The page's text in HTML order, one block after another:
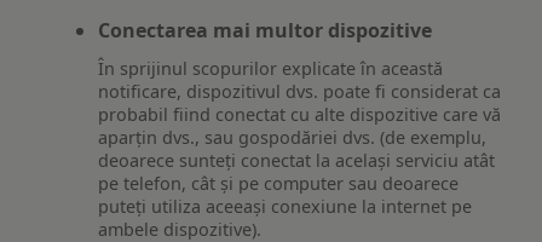
Conectarea mai multor dispozitive
În sprijinul scopurilor explicate în această
notificare, dispozitivul dvs. poate fi considerat ca
probabil fiind conectat cu alte dispozitive care vă
aparțin dvs., sau gospodăriei dvs. (de exemplu,
deoarece sunteți conectat la același serviciu atât
pe telefon, cât și pe computer sau deoarece
puteți utiliza aceeași conexiune la internet pe
ambele dispozitive).